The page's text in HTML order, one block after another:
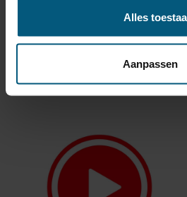
Alles
Aanpassen
Ook voor fietsendrager
Ja
Niet voor
S-
Ook